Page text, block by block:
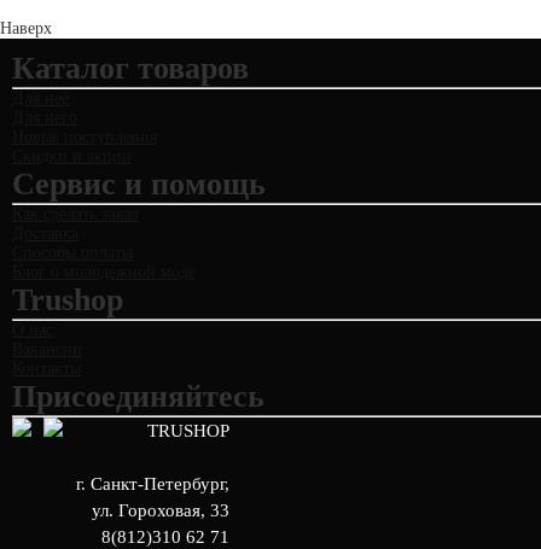
Наверх
Каталог товаров
Сервис и помощь
Trushop
Присоединяйтесь
TRUSHOP
г. Санкт-Петербург,
ул. Гороховая, 33
8(812)310 62 71